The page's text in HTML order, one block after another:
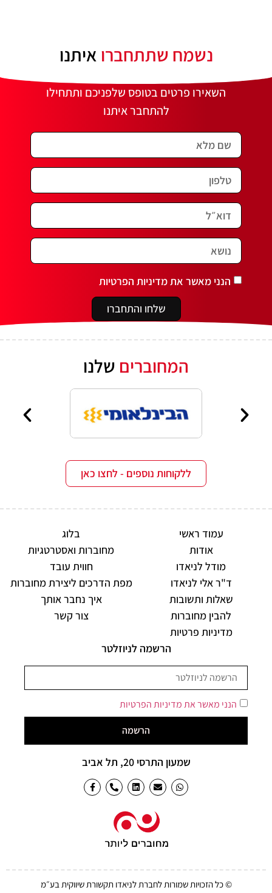
נשמח שתתחברו איתנו
השאירו פרטים בטופס שלפניכם ותתחילו
להתחבר איתנו
הנני מאשר את מדיניות הפרטיות
שלחו והתחברו
המחוברים שלנו
ללקוחות נוספים - לחצו כאן
עמוד ראשי
אודות
מודל לניאדו
ד"ר אלי לניאדו
שאלות ותשובות
להבין מחוברות
מדיניות פרטיות
בלוג
מחוברות ואסטרטגיות
חווית עובד
מפת הדרכים ליצירת מחוברות
איך נחבר אותך
צור קשר
הרשמה לניוזלטר
הנני מאשר את מדיניות הפרטיות
הרשמה
שמעון התרסי 20, תל אביב
© כל הזכויות שמורות לחברת לניאדו תקשורת שיווקית בע״מ